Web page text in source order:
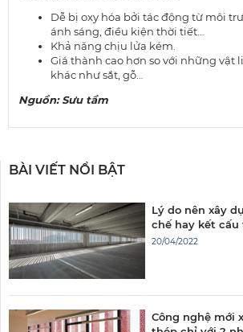
Dễ bị oxy hóa bởi tác động từ môi
ánh sáng, điều kiện thời tiết…
Khả năng chịu lửa kém.
Giá thành cao hơn so với những vật
khác như sắt, gỗ…
Nguồn: Sưu tầm
BÀI VIẾT NỔI BẬT
Lý do nên xây
chế hay kết cấu
20/04/2022
Công nghệ mới